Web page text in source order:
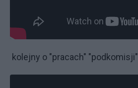
kolejny o "pracach" "podkomisji"